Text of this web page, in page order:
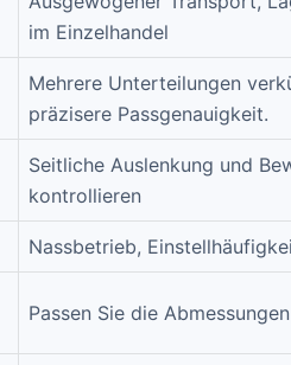
im Einzelhandel
Mehrere Unterteilungen
präzisere Passgenauigkeit.
Seitliche Auslenkung und
kontrollieren
Nassbetrieb,
Passen Sie die